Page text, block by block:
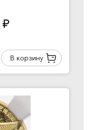
руб.
В корзину